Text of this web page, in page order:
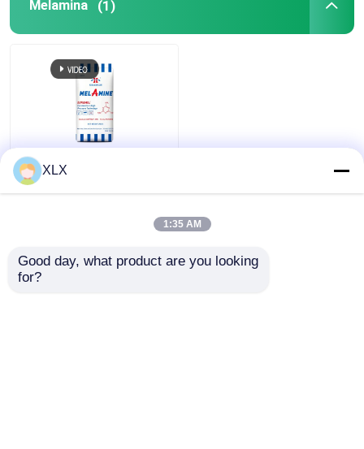
Melamina (1)
Melamina
XLX
1:35 AM
Good day, what product are you looking
for?